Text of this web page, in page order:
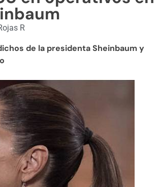
R
de la presidenta Sheinbaum y